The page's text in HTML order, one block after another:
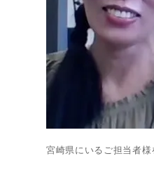
宮崎県にいるご担当者